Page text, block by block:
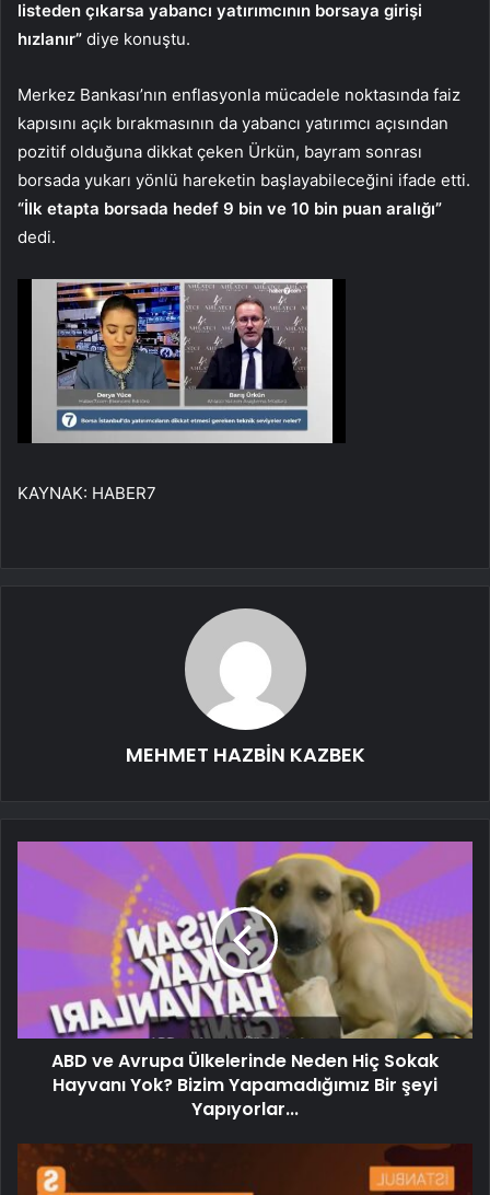
listeden çıkarsa yabancı yatırımcının borsaya girişi
hızlanır” diye konuştu.
Merkez Bankası’nın enflasyonla mücadele noktasında faiz
kapısını açık bırakmasının da yabancı yatırımcı açısından
pozitif olduğuna dikkat çeken Ürkün, bayram sonrası
borsada yukarı yönlü hareketin başlayabileceğini ifade etti.
“İlk etapta borsada hedef 9 bin ve 10 bin puan aralığı”
dedi.
KAYNAK: HABER7
MEHMET HAZBİN KAZBEK
ABD ve Avrupa Ülkelerinde Neden Hiç Sokak
Hayvanı Yok? Bizim Yapamadığımız Bir şeyi
Yapıyorlar...